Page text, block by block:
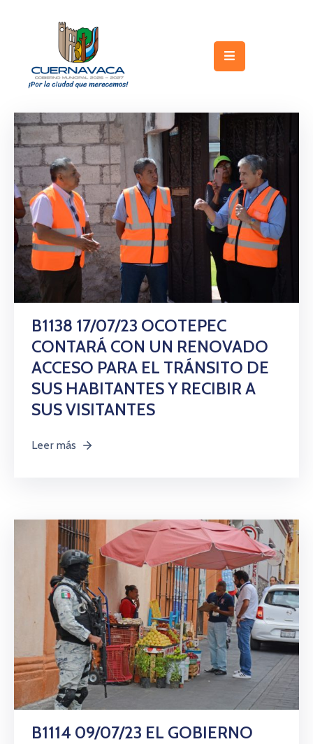
Gobierno
Turismo
Trámites
y
Servicios
Licitaciones
Transparencia
Directorio
B1138 17/07/23 OCOTEPEC
CONTARÁ CON UN RENOVADO
ACCESO PARA EL TRÁNSITO DE
SUS HABITANTES Y RECIBIR A
SUS VISITANTES
Leer más
B1114 09/07/23 EL GOBIERNO